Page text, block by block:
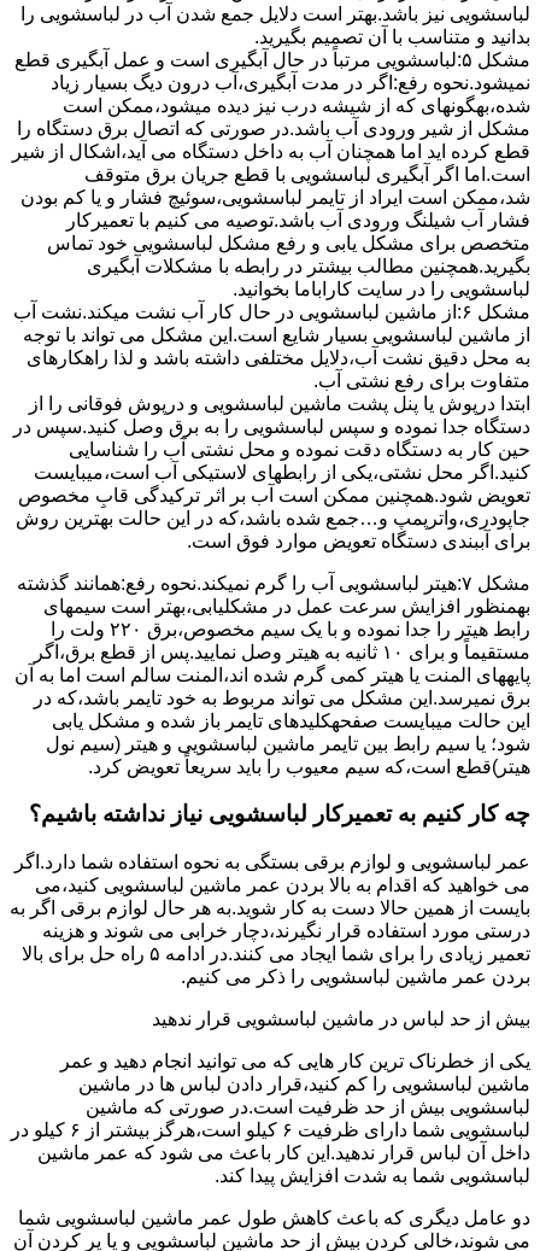
لباسشویی نیز باشد.بهتر است دلایل جمع شدن آب در لباسشویی را
بدانید و متناسب با آن تصمیم بگیرید.
مشکل ۵:لباسشویی مرتباً در ﺣﺎل آﺑﮕﯿﺮی اﺳﺖ و ﻋﻤﻞ آﺑﮕﯿﺮی ﻗﻄﻊ
نمیشود.نحوه رﻓﻊ:اﮔﺮ در ﻣﺪت آﺑﮕﯿﺮی،آب درون دﯾﮓ ﺑﺴﯿﺎر زﯾﺎد
ﺷﺪه،بهگونهای ﮐﻪ از ﺷﯿﺸﻪ درب ﻧﯿﺰ دﯾﺪه میشود،ممکن است
مشکل از شیر ورودی آب باشد.در صورتی که اتصال برق دستگاه را
قطع کرده اید اما همچنان آب به داخل دستگاه می آید،اشکال از شیر
است.اما اگر آبگیری لباسشویی با قطع جریان برق متوقف
شد،ممکن است ایراد از تایمر لباسشویی،سوئیچ فشار و یا کم بودن
فشار آب شیلنگ ورودی آب باشد.توصیه می کنیم با تعمیرکار
متخصص برای مشکل یابی و رفع مشکل لباسشویی خود تماس
بگیرید.همچنین مطالب بیشتر در رابطه با مشکلات آبگیری
لباسشویی را در سایت کاراباما بخوانید.
مشکل ۶:از ﻣﺎﺷﯿﻦ لباسشویی در ﺣﺎل ﮐﺎر آب ﻧﺸﺖ میکند.نشت آب
از ماشین لباسشویی بسیار شایع است.این مشکل می تواند با توجه
به محل دقیق نشت آب،دلایل مختلفی داشته باشد و لذا راهکارهای
متفاوت برای رفع نشتی آب.
ابتدا درپوش یا پنل ﭘﺸﺖ ﻣﺎﺷﯿﻦ لباسشویی و درپوش ﻓﻮﻗﺎﻧﯽ را از
دستگاه ﺟﺪا ﻧﻤﻮده و ﺳﭙﺲ لباسشویی را ﺑﻪ ﺑﺮق وصل ﮐﻨﯿﺪ.سپس در
حین کار به دستگاه دقت نموده و ﻣﺤﻞ نشتی آب را ﺷﻨﺎﺳﺎﯾﯽ
کنید.اﮔﺮ ﻣﺤﻞ نشتی،ﯾﮑﯽ از رابطهای ﻻﺳﺘﯿﮑﯽ آب اﺳﺖ،میبایست
ﺗﻌﻮﯾﺾ شود.همچنین ﻣﻤﮑﻦ اﺳﺖ آب بر اثر ﺗﺮﮐﯿﺪﮔﯽ قابِ ﻣﺨﺼﻮص
ﺟﺎﭘﻮدری،واترپمپ و…جمع شده ﺑﺎﺷﺪ،ﮐﻪ در این حالت بهترین روش
برای آببندی دستگاه ﺗﻌﻮﯾﺾ ﻣﻮارد ﻓﻮق اﺳﺖ.
مشکل ۷:ﻫﯿﺘﺮ لباسشویی آب را ﮔﺮم نمیکند.نحوه رﻓﻊ:ﻫﻤﺎﻧﻨﺪ ﮔﺬﺷﺘﻪ
بهمنظور اﻓﺰاﯾﺶ ﺳﺮﻋﺖ ﻋﻤﻞ در مشکلیابی،بهتر است سیمهای
راﺑﻂ ﻫﯿﺘﺮ را ﺟﺪا ﻧﻤﻮده و ﺑﺎ ﯾﮏ ﺳﯿﻢ ﻣﺨﺼﻮص،برق ۲۲۰ ولت را
مستقیماً و برای ۱۰ ﺛﺎﻧﯿﻪ ﺑﻪ ﻫﯿﺘﺮ وصل نمایید.ﭘﺲ از ﻗﻄﻊ ﺑﺮق،اﮔﺮ
پایههای اﻟﻤﻨﺖ یا هیتر کمی ﮔﺮم ﺷﺪه اند،اﻟﻤﻨﺖ ﺳﺎﻟﻢ است اما ﺑﻪ آن
ﺑﺮق نمیرسد.اﯾﻦ ﻣﺸﮑﻞ می تواند مربوط به ﺧﻮد ﺗﺎﯾﻤﺮ باشد،ﮐﻪ در
این حالت میبایست صفحهکلیدهای ﺗﺎﯾﻤﺮ باز شده و مشکل یابی
شود؛ ﯾﺎ ﺳﯿﻢ راﺑﻂ ﺑﯿﻦ ﺗﺎﯾﻤﺮ ماشین لباسشویی و ﻫﯿﺘﺮ (سیم ﻧﻮل
ﻫﯿﺘﺮ)ﻗﻄﻊ اﺳﺖ،ﮐﻪ ﺳﯿﻢ ﻣﻌﯿﻮب را ﺑﺎﯾﺪ سریعاً ﺗﻌﻮﯾﺾ کرد.
چه کار کنیم به تعمیرکار لباسشویی نیاز نداشته باشیم؟
عمر لباسشویی و لوازم برقی بستگی به نحوه استفاده شما دارد.اگر
می خواهید که اقدام به بالا بردن عمر ماشین لباسشویی کنید،می
بایست از همین حالا دست به کار شوید.به هر حال لوازم برقی اگر به
درستی مورد استفاده قرار نگیرند،دچار خرابی می شوند و هزینه
تعمیر زیادی را برای شما ایجاد می کنند.در ادامه ۵ راه حل برای بالا
بردن عمر ماشین لباسشویی را ذکر می کنیم.
بیش از حد لباس در ماشین لباسشویی قرار ندهید
یکی از خطرناک ترین کار هایی که می توانید انجام دهید و عمر
ماشین لباسشویی را کم کنید،قرار دادن لباس ها در ماشین
لباسشویی بیش از حد ظرفیت است.در صورتی که ماشین
لباسشویی شما دارای ظرفیت ۶ کیلو است،هرگز بیشتر از ۶ کیلو در
داخل آن لباس قرار ندهید.این کار باعث می شود که عمر ماشین
لباسشویی شما به شدت افزایش پیدا کند.
دو عامل دیگری که باعث کاهش طول عمر ماشین لباسشویی شما
می شوند،خالی کردن بیش از حد ماشین لباسشویی و یا پر کردن آن